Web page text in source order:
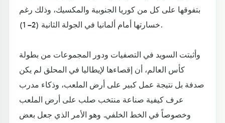
بتفوقها على كل من كوريا الجنوبية والمكسيك، وذلك رغم
خسارتها أمام ألمانيا في الجولة الثانية (2 – 1).
وأثبتت السويد في التصفيات ودور المجموعات من بطولة
كأس العالم، أن إقصاءها لإيطاليا في المحلق لم يكن
صدفة بل نتيجة عمل كبير على أرض الملعب، وذكاء مدرب
عرف كيفية صناعة منتخب صلب على أرض الملعب
وخصوصاً في الخط الخلفي. وهو الأمر الذي جعل بعض